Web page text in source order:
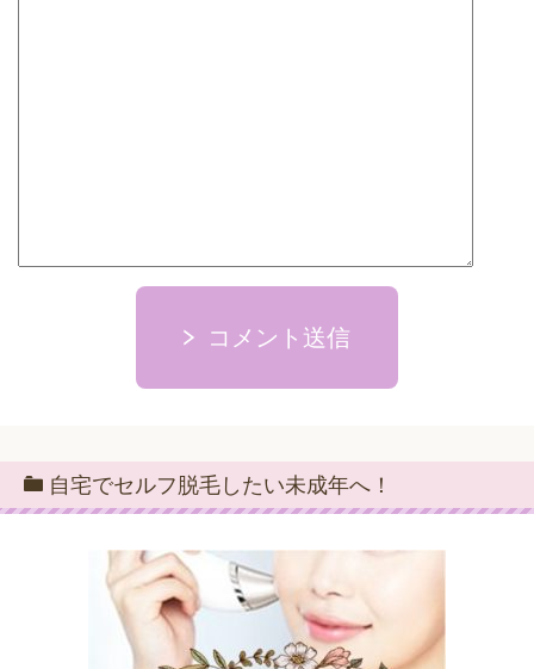
コメント送信
自宅でセルフ脱毛したい未成年へ！